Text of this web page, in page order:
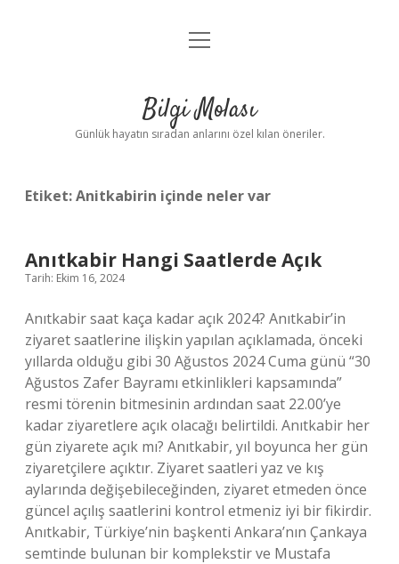
Anasayfa
Yasal Uyarı
menüyü
Bilgi Molası
Günlük hayatın sıradan anlarını özel kılan öneriler.
Etiket:Anitkabirin içinde neler var
Anıtkabir Hangi Saatlerde Açık
Tarih: Ekim 16, 2024
Anıtkabir saat kaça kadar açık 2024? Anıtkabir’in
ziyaret saatlerine ilişkin yapılan açıklamada, önceki
yıllarda olduğu gibi 30 Ağustos 2024 Cuma günü “30
Ağustos Zafer Bayramı etkinlikleri kapsamında”
resmi törenin bitmesinin ardından saat 22.00’ye
kadar ziyaretlere açık olacağı belirtildi. Anıtkabir her
gün ziyarete açık mı? Anıtkabir, yıl boyunca her gün
ziyaretçilere açıktır. Ziyaret saatleri yaz ve kış
aylarında değişebileceğinden, ziyaret etmeden önce
güncel açılış saatlerini kontrol etmeniz iyi bir fikirdir.
Anıtkabir, Türkiye’nin başkenti Ankara’nın Çankaya
semtinde bulunan bir komplekstir ve Mustafa